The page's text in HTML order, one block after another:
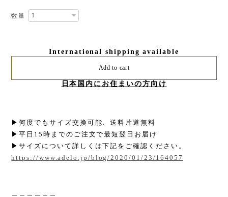
数量
International shipping available
Add to cart
日本国内にお住まいの方向け
▶︎何度でもサイズ交換可能、送料片道無料
▶︎平日15時までのご注文で最短翌日お届け
▶︎サイズについて詳しくは下記をご確認ください。
https://www.adelo.jp/blog/2020/01/23/164057